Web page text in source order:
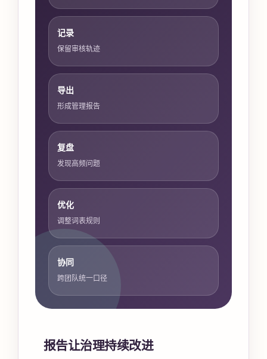
记录
保留审核轨迹
导出
形成管理报告
复盘
发现高频问题
优化
调整词表规则
协同
跨团队统一口径
报告让治理持续改进